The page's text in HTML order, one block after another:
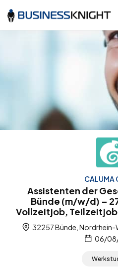
CALUMA
Assistenten der
Bünde (m/w/d) –
Vollzeitjob,
32257 Bünde, Nordrhein-
06/